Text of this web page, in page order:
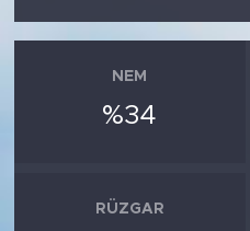
NEM
%34
RÜZGAR